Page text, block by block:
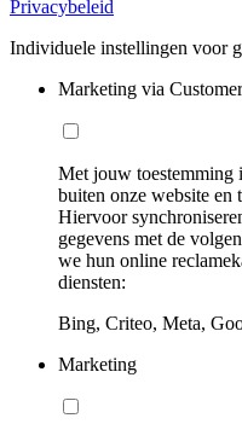
Privacybeleid
Individuele instellingen voor
Marketing via
Met jouw toestemming
buiten onze website en
Hiervoor
gegevens met de
we hun online
diensten:
Bing, Criteo, Meta,
Marketing